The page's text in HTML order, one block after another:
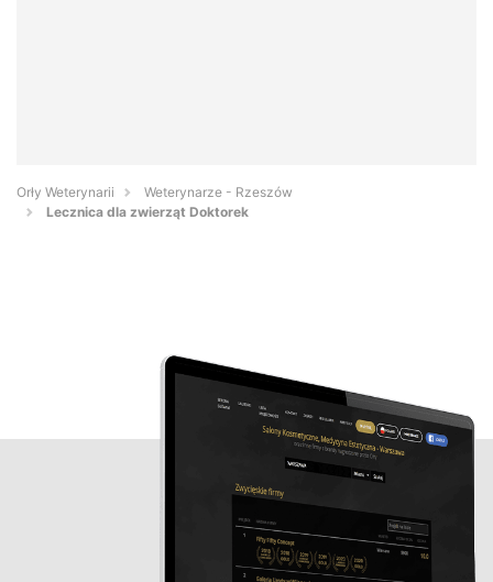
Orły Weterynarii
Weterynarze - Rzeszów
Lecznica dla zwierząt Doktorek